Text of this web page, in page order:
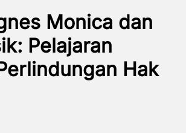
Monica dan
Pelajaran
Hak